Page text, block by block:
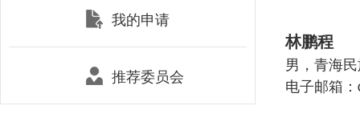
我的申请
推荐委员会
林鹏程
男，青海
电子邮箱